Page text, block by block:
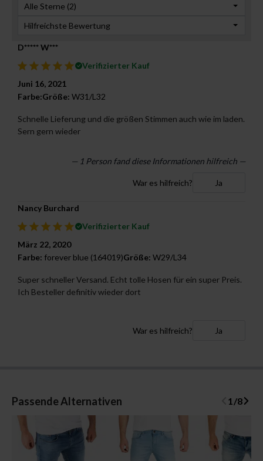
Alle Sterne (2)
Hilfreichste Bewertung
D***** W***
Verifizierter Kauf
Juni 16, 2021
Farbe:Größe:W31/L32
Schnelle Lieferung und die größen Stimmen auch wie im laden.
Sern gern wieder
— 1 Person fand diese Informationen hilfreich —
War es hilfreich? Ja
Nancy Burchard
Verifizierter Kauf
März 22, 2020
Farbe: forever blue (164019)Größe:W29/L34
Super schneller Versand. Echt tolle Hosen für ein super Preis.
Ich Besteller definitiv wieder dort
War es hilfreich? Ja
Passende Alternativen 1/8